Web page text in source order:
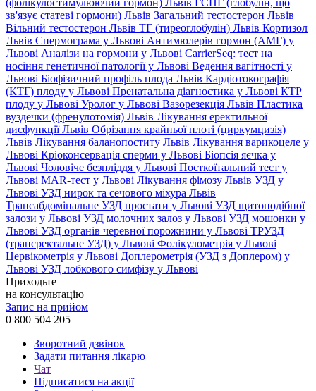
зв'язує статеві гормони) Львів Загальний тестостерон Львів
Вільний тестостерон Львів ТГ (тиреоглобулін) Львів Кортизол
Львів Спермограма у Львові Антимюлерів гормон (АМГ) у
Львові Аналізи на гормони у Львові CarrierSeq: тест на
носіння генетичної патології у Львові Ведення вагітності у
Львові Біофізичний профіль плода Львів Кардіотокографія
(КТГ) плоду у Львові Пренатальна діагностика у Львові КТР
плоду у Львові Уролог у Львові Вазорезекція Львів Пластика
вуздечки (френулотомія) Львів Лікування еректильної
дисфункції Львів Обрізання крайньої плоті (циркумцизія)
Львів Лікування баланопоститу Львів Лікування варикоцеле у
Львові Кріоконсервація сперми у Львові Біопсія яєчка у
Львові Чоловіче безпліддя у Львові Посткоїтальний тест у
Львові MAR-тест у Львові Лікування фімозу Львів УЗД у
Львові УЗД нирок та сечового міхура Львів
Трансабдомінальне УЗД простати у Львові УЗД щитоподібної
залози у Львові УЗД молочних залоз у Львові УЗД мошонки у
Львові УЗД органів черевної порожнини у Львові ТРУЗД
(трансректальне УЗД) у Львові Фолікулометрія у Львові
Цервікометрія у Львові Доплерометрія (УЗД з Доплером) у
Львові УЗД лобкового симфізу у Львові
Приходьте
на консультацію
Запис на прийом
0 800 504 205
Зворотний дзвінок
Задати питання лікарю
Чат
Підписатися на акції